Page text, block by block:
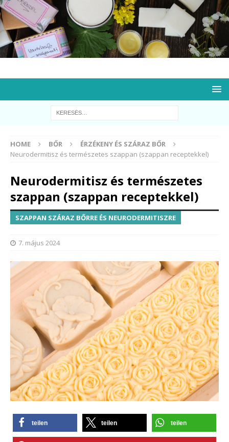
HOME BŐR
ÉRZÉKENY ÉS SZÁRAZ BŐR
Neurodermitisz és természetes szappan (szappan receptekkel)
Neurodermitisz és természetes
szappan (szappan receptekkel)
SZAPPAN SZÁRAZ BŐRRE ÉS NEURODERMITISZRE
7. május 2024
teilen teilen teilen